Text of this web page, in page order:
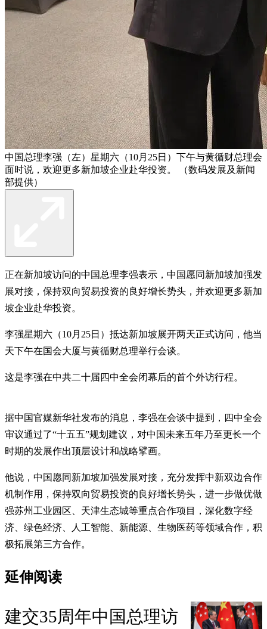
中国总理李强（左）星期六（10月25日）下午与黄循财总理会
面时说，欢迎更多新加坡企业赴华投资。 （数码发展及新闻
部提供）
正在新加坡访问的中国总理李强表示，中国愿同新加坡加强发
展对接，保持双向贸易投资的良好增长势头，并欢迎更多新加
坡企业赴华投资。
李强星期六（10月25日）抵达新加坡展开两天正式访问，他当
天下午在国会大厦与黄循财总理举行会谈。
这是李强在中共二十届四中全会闭幕后的首个外访行程。
据中国官媒新华社发布的消息，李强在会谈中提到，四中全会
审议通过了“十五五”规划建议，对中国未来五年乃至更长一个
时期的发展作出顶层设计和战略擘画。
他说，中国愿同新加坡加强发展对接，充分发挥中新双边合作
机制作用，保持双向贸易投资的良好增长势头，进一步做优做
强苏州工业园区、天津生态城等重点合作项目，深化数字经
济、绿色经济、人工智能、新能源、生物医药等领域合作，积
极拓展第三方合作。
延伸阅读
建交35周年中国总理访